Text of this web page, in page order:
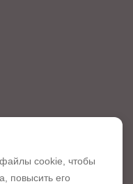
cookie, чтобы
повысить его